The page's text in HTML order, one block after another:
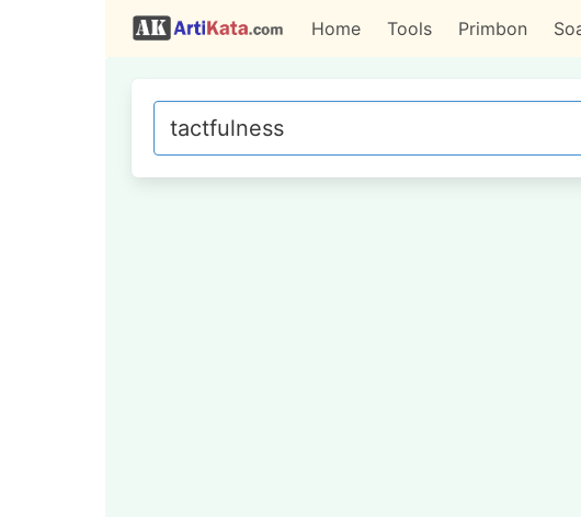
Home Tools Primbon